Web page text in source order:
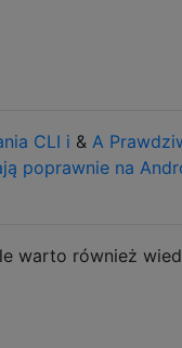
CLI i & A
poprawnie na
warto również